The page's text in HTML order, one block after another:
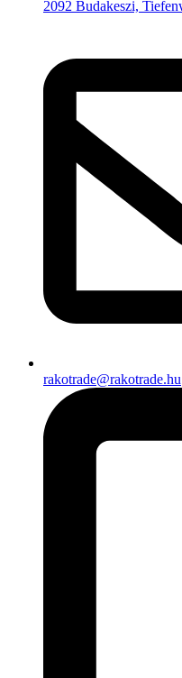
2092 Budakeszi,
rakotrade@rakotrade.hu